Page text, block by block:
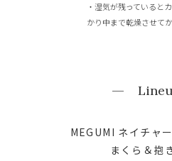
・湿気が残っていると
かり中まで乾燥させて
MEGUMI ネイチャ
まくら＆抱